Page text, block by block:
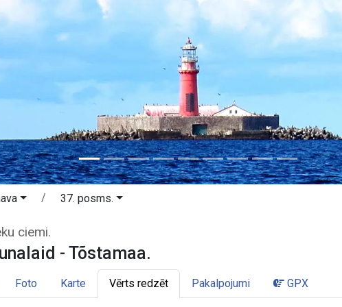
37. posms.
- Tõstamaa. Pērnava un
ciemi.
- Tõstamaa.
Foto Karte Vērts redzēt Pakalpojumi GPX